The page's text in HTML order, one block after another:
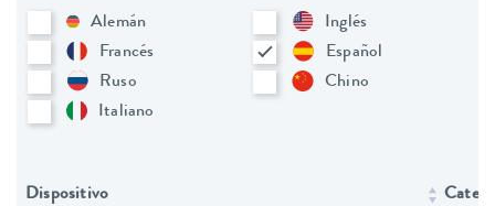
Alemán
Inglés
Francés
Español
Ruso
Chino
Italiano
Dispositivo